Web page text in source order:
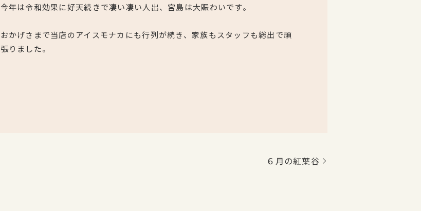
今年は令和効果に好天続きで凄い凄い人出、宮島は大賑わいです。
おかげさまで当店のアイスモナカにも行列が続き、家族もスタッフも総出で頑
張りました。
６月の紅葉谷